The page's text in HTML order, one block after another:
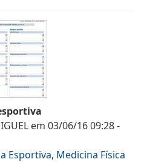
em 03/06/16 09:28-
Esportiva, Medicina Física